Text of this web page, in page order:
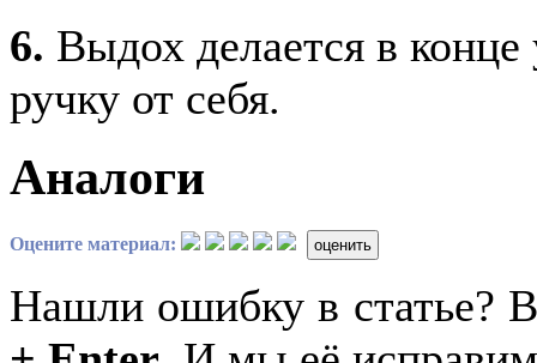
6. Выдох делается в конце
ручку от себя.
Аналоги
Оцените материал: оценить
Нашли ошибку в статье?